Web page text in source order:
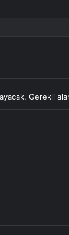
Gerekli